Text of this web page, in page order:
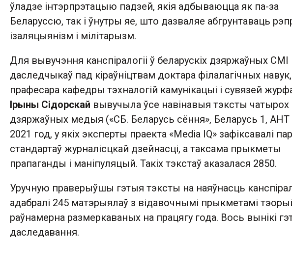
ўладзе інтэрпрэтацыю падзей, якія адбываюцца як па-за
Беларуссю, так і ўнутры яе, што дазваляе абгрунтаваць
ізаляцыянізм і мілітарызм.
Для вывучэння канспіралогіі ў беларускіх дзяржаўных СМІ
даследчыкаў пад кіраўніцтвам доктара філалагічных
прафесара кафедры тэхналогій камунікацыі і сувязей
Ірыны Сідорскай вывучыла ўсе навінавыя тэксты чатырох
дзяржаўных медыя («СБ. Беларусь сёння», Беларусь 1, АНТ
2021 год, у якіх эксперты праекта «Media IQ» зафіксавалі
стандартаў журналісцкай дзейнасці, а таксама прыкметы
прапаганды і маніпуляцый. Такіх тэкстаў аказалася 2850.
Уручную праверыўшы гэтыя тэксты на наяўнасць
адабралі 245 матэрыялаў з відавочнымі прыкметамі
раўнамерна размеркаваных на працягу года. Вось вынікі
даследавання.